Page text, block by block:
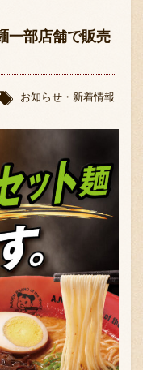
集
一部店舗で販売
お知らせ・新着情報